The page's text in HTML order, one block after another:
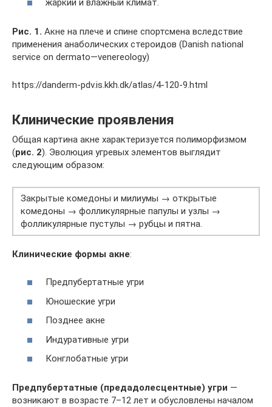
жаркий и влажный климат.
Рис. 1. Акне на плече и спине спортсмена вследствие
применения анаболических стероидов (Danish national
service on dermato—venereology)
https://danderm-pdv.is.kkh.dk/atlas/4-120-9.html
Клинические проявления
Общая картина акне характеризуется полиморфизмом
(рис. 2). Эволюция угревых элементов выглядит
следующим образом:
Закрытые комедоны и милиумы → открытые
комедоны → фолликулярные папулы и узлы →
фолликулярные пустулы → рубцы и пятна.
Клинические формы акне:
Предпубертатные угри
Юношеские угри
Позднее акне
Индуративные угри
Конглобатные угри
Предпубертатные (предадолесцентные) угри —
возникают в возрасте 7–12 лет и обусловлены началом